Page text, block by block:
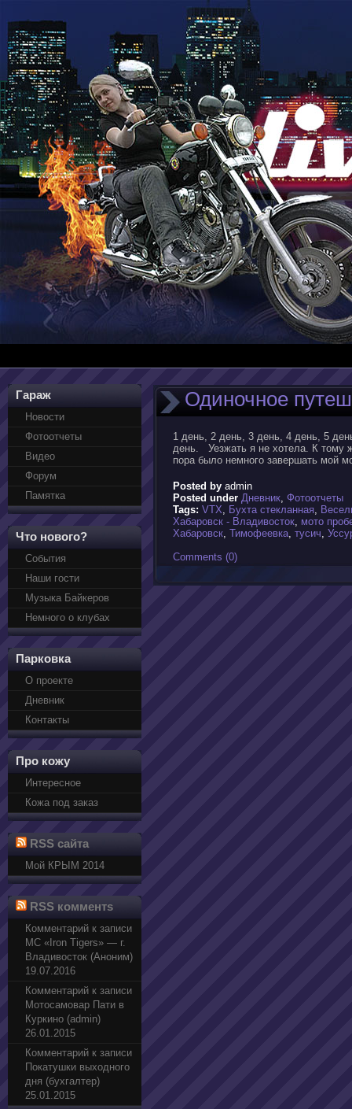
Гараж
Новости
Фотоотчеты
Видео
Форум
Памятка
Что нового?
События
Наши гости
Музыка Байкеров
Немного о клубах
Парковка
О проекте
Дневник
Контакты
Про кожу
Интересное
Кожа под заказ
RSS сайта
Мой КРЫМ 2014
RSS комментs
Комментарий к записи
МС «Iron Tigers» — г.
Владивосток (Аноним)
19.07.2016
Комментарий к записи
Мотосамовар Пати в
Куркино (admin)
26.01.2015
Комментарий к записи
Покатушки выходного
дня (бухгалтер)
25.01.2015
Одиночное
1 день, 2 день, 3 день, 4 день, 5
день. Уезжать я не хотела. К тому
пора было немного завершать мой
Posted by admin
Posted under Дневник, Фотоотчеты
Tags: VTX, Бухта стекланная,
Хабаровск - Владивосток, мото
Хабаровск, Тимофеевка, тусич,
Comments (0)